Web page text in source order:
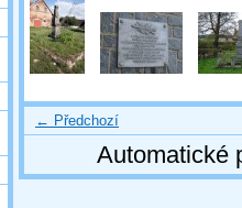
← Předchozí
Automatické